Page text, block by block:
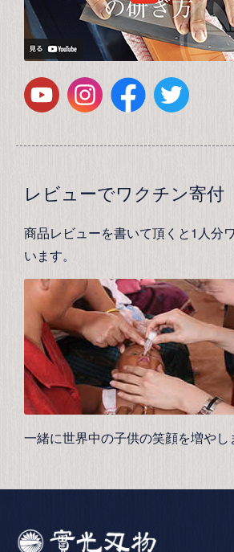
レビューでワクチン寄付
商品レビューを書いて頂くと1人分
います。
一緒に世界中の子供の笑顔を増やし